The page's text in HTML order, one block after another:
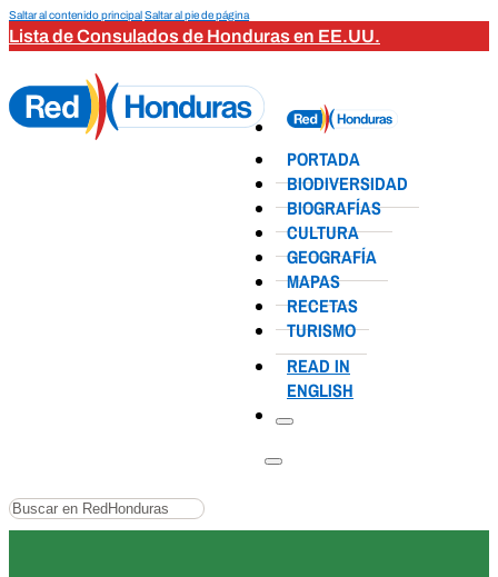
Saltar al contenido principalSaltar al pie de página
Lista de Consulados de Honduras en EE.UU.
PORTADA
BIODIVERSIDAD
BIOGRAFÍAS
CULTURA
GEOGRAFÍA
MAPAS
RECETAS
TURISMO
READ IN
ENGLISH
Buscar